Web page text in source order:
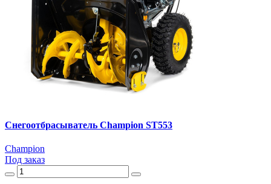
Снегоотбрасыватель Champion ST553
Champion
Под заказ